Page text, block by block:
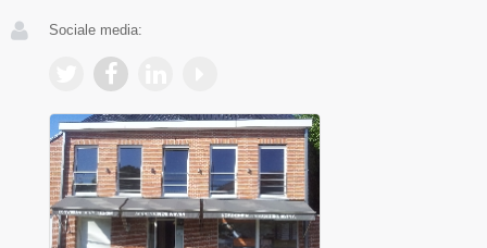
Sociale media: